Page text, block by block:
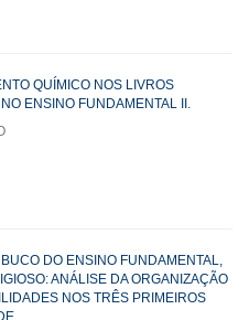
QUÍMICO NOS LIVROS
ENSINO FUNDAMENTAL II.
DO ENSINO FUNDAMENTAL,
ANÁLISE DA ORGANIZAÇÃO
NOS TRÊS PRIMEIROS